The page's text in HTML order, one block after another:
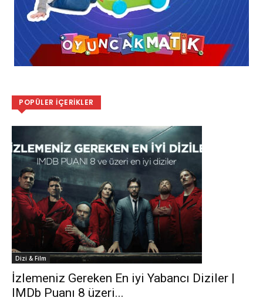
POPÜLER İÇERIKLER
Dizi & Film
İzlemeniz Gereken En iyi Yabancı Diziler |
IMDb Puanı 8 üzeri...